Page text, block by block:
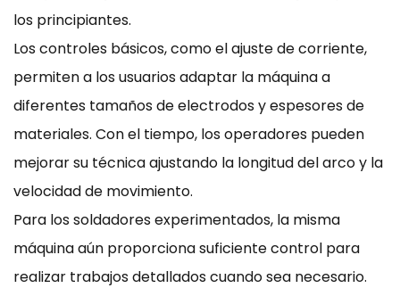
los principiantes.
Los controles básicos, como el ajuste de corriente,
permiten a los usuarios adaptar la máquina a
diferentes tamaños de electrodos y espesores de
materiales. Con el tiempo, los operadores pueden
mejorar su técnica ajustando la longitud del arco y la
velocidad de movimiento.
Para los soldadores experimentados, la misma
máquina aún proporciona suficiente control para
realizar trabajos detallados cuando sea necesario.